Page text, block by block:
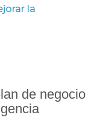
la
de negocio